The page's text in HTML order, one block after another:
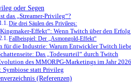
oder Segen
das „Streamer-Privileg“?
Die drei Säulen des Privilegs:
Effekt“: Wenn Twitch über den
Fallbeispiel: Der „Asmongold-Effekt“
für die Industrie: Warum Entwickler Twitch
Das „Todesurteil“ durch Twitch
des MMORPG-Marketings im Jahr 2026
Symbiose statt Privileg
(Referenzen)